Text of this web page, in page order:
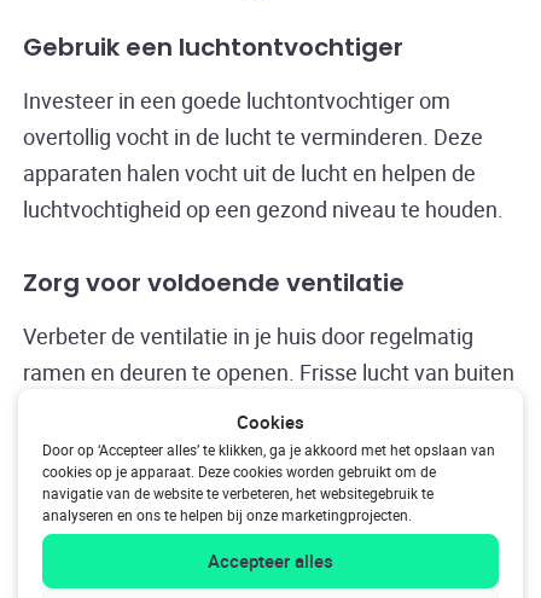
Cookies
Door op ‘Accepteer alles’ te klikken, ga je akkoord met het opslaan van
cookies op je apparaat. Deze cookies worden gebruikt om de
navigatie van de website te verbeteren, het websitegebruik te
analyseren en ons te helpen bij onze marketingprojecten.
Accepteer alles
Gebruik een luchtontvochtiger
Investeer in een goede luchtontvochtiger om
overtollig vocht in de lucht te verminderen. Deze
apparaten halen vocht uit de lucht en helpen de
luchtvochtigheid op een gezond niveau te houden.
Zorg voor voldoende ventilatie
Verbeter de ventilatie in je huis door regelmatig
ramen en deuren te openen. Frisse lucht van buiten
luchtvochtigheid te verminderen.
Repareer lekkages en vochtproblemen
Controleer je huis op lekkages en vochtproblemen,